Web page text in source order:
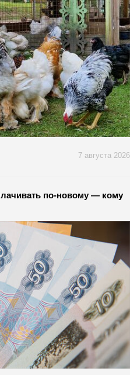
7 августа 2026
по-новому — кому